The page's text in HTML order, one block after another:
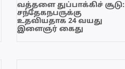
வத்தளை துப்பாக்கிச் சூடு:
சந்தேகநபருக்கு
உதவியதாக 24 வயது
இளைஞர் கைது